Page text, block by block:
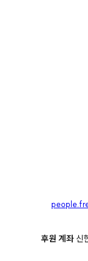
후원 계좌 신